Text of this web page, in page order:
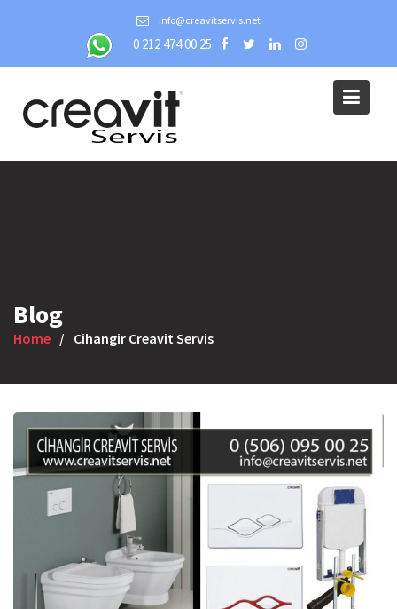
info@creavitservis.net
0 212 474 00 25
Blog
Home Cihangir Creavit Servis